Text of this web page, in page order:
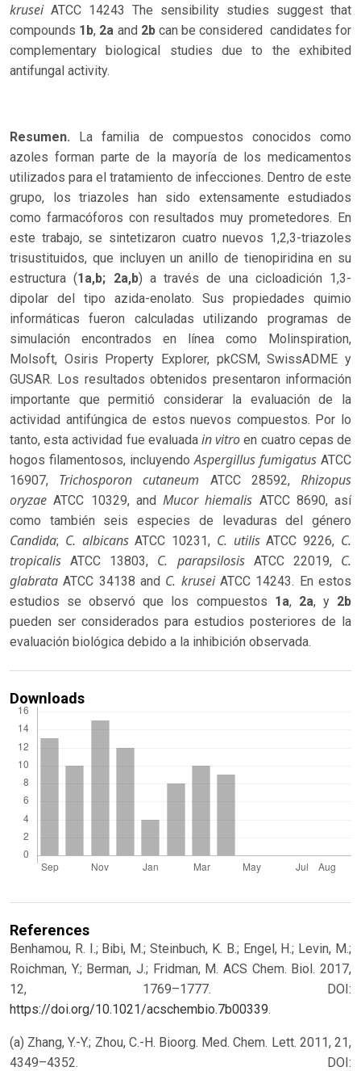
kruseiATCC 14243 The sensibility studies suggest that
compounds 1b, 2a and 2bcan be considered candidates for
complementary biological studies due to the exhibited
antifungal activity.
Resumen. La familia de compuestos conocidos como
azoles forman parte de la mayoría de los medicamentos
utilizados para el tratamiento de infecciones. Dentro de este
grupo, los triazoles han sido extensamente estudiados
como farmacóforos con resultados muy prometedores. En
este trabajo, se sintetizaron cuatro nuevos 1,2,3-triazoles
trisustituidos, que incluyen un anillo de tienopiridina en su
estructura (1a,b; 2a,b) a través de una cicloadición 1,3-
dipolar del tipo azida-enolato. Sus propiedades quimio
informáticas fueron calculadas utilizando programas de
simulación encontrados en línea como Molinspiration,
Molsoft, Osiris Property Explorer, pkCSM, SwissADME y
GUSAR. Los resultados obtenidos presentaron información
importante que permitió considerar la evaluación de la
actividad antifúngica de estos nuevos compuestos. Por lo
tanto, esta actividad fue evaluada in vitro en cuatro cepas de
hogos filamentosos, incluyendoAspergillus fumigatus ATCC
16907, Trichosporon cutaneum ATCC 28592,Rhizopus
oryzae ATCC 10329, and Mucor hiemalis ATCC 8690, así
como también seis especies de levaduras del género
Candida; C. albicansATCC 10231, C. utilisATCC 9226, C.
tropicalis ATCC 13803, C. parapsilosisATCC 22019, C.
glabrata ATCC 34138 and C. kruseiATCC 14243. En estos
estudios se observó que los compuestos 1a, 2a, y 2b
pueden ser considerados para estudios posteriores de la
evaluación biológica debido a la inhibición observada.
Downloads
References
Benhamou, R. I.; Bibi, M.; Steinbuch, K. B.; Engel, H.; Levin, M.;
Roichman, Y.; Berman, J.; Fridman, M. ACS Chem. Biol. 2017,
12, 1769–1777. DOI:
https://doi.org/10.1021/acschembio.7b00339.
(a) Zhang, Y.-Y.; Zhou, C.-H. Bioorg. Med. Chem. Lett. 2011, 21,
4349–4352. DOI: